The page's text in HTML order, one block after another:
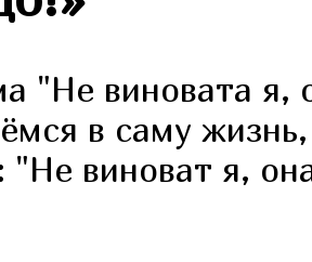
"Не виновата я,
в саму
"Не виноват я,